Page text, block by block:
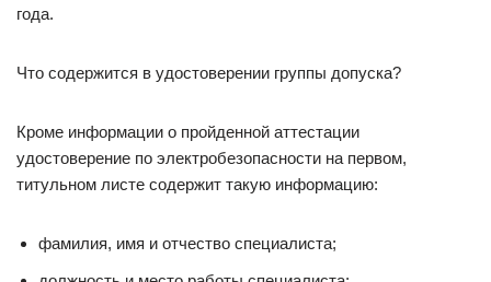
года.
Что содержится в удостоверении группы допуска?
Кроме информации о пройденной аттестации
удостоверение по электробезопасности на первом,
титульном листе содержит такую информацию:
фамилия, имя и отчество специалиста;